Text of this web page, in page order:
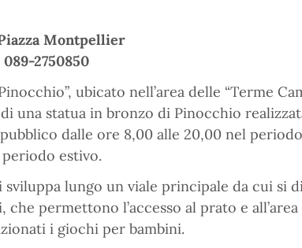
Montpellier
2750850
ubicato nell’area delle “Terme
una statua in bronzo di Pinocchio
dalle ore 8,00 alle 20,00 nel
estivo.
sviluppa lungo un viale principale da cui si
che permettono l’accesso al prato e
i giochi per bambini.